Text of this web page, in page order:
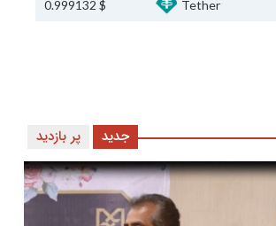
Tether
$ 0.999132
پر بازدید جدید